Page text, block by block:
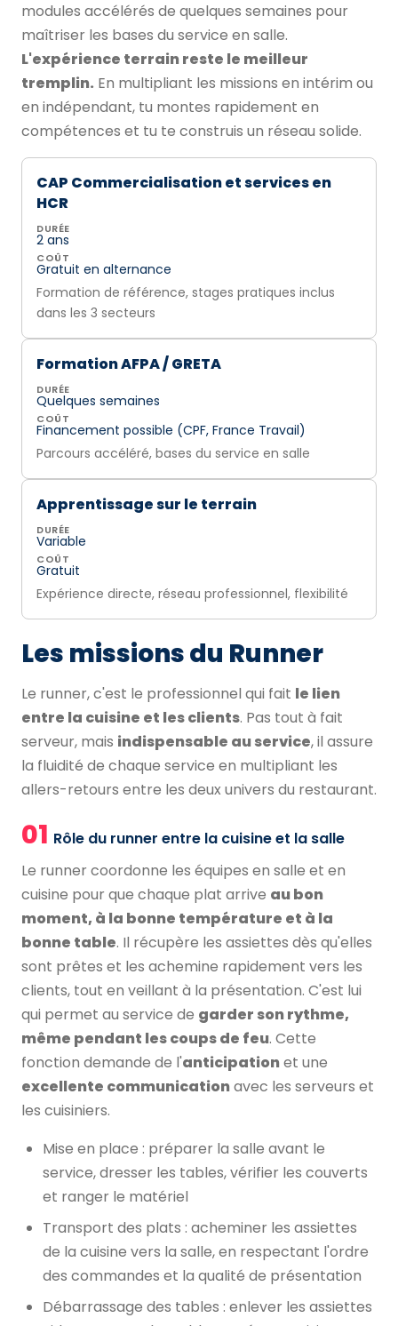
modules accélérés de quelques semaines pour
maîtriser les bases du service en salle.
L'expérience terrain reste le meilleur
tremplin. En multipliant les missions en intérim ou
en indépendant, tu montes rapidement en
compétences et tu te construis un réseau solide.
CAP Commercialisation et services en
HCR
DURÉE
2 ans
COÛT
Gratuit en alternance
Formation de référence, stages pratiques inclus
dans les 3 secteurs
Formation AFPA / GRETA
DURÉE
Quelques semaines
COÛT
Financement possible (CPF, France Travail)
Parcours accéléré, bases du service en salle
Apprentissage sur le terrain
DURÉE
Variable
COÛT
Gratuit
Expérience directe, réseau professionnel, flexibilité
Les missions du Runner
Le runner, c'est le professionnel qui fait le lien
entre la cuisine et les clients. Pas tout à fait
serveur, mais indispensable au service, il assure
la fluidité de chaque service en multipliant les
allers-retours entre les deux univers du restaurant.
01 Rôle du runner entre la cuisine et la salle
Le runner coordonne les équipes en salle et en
cuisine pour que chaque plat arrive au bon
moment, à la bonne température et à la
bonne table. Il récupère les assiettes dès qu'elles
sont prêtes et les achemine rapidement vers les
clients, tout en veillant à la présentation. C'est lui
qui permet au service de garder son rythme,
même pendant les coups de feu. Cette
fonction demande de l'anticipationet une
excellente communicationavec les serveurs et
les cuisiniers.
Mise en place : préparer la salle avant le
service, dresser les tables, vérifier les couverts
et ranger le matériel
Transport des plats : acheminer les assiettes
de la cuisine vers la salle, en respectant l'ordre
des commandes et la qualité de présentation
Débarrassage des tables : enlever les assiettes